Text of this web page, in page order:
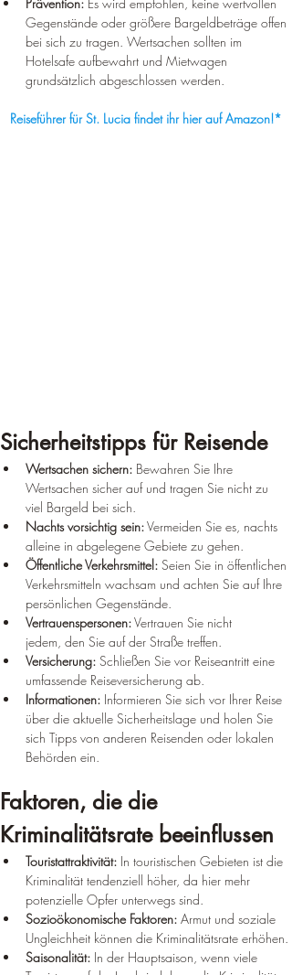
Gegenstände oder größere Bargeldbeträge offen
bei sich zu tragen. Wertsachen sollten im
Hotelsafe aufbewahrt und Mietwagen
grundsätzlich abgeschlossen werden.
Reiseführer für St. Lucia findet ihr hier auf Amazon!*
Sicherheitstipps für Reisende
Wertsachen sichern: Bewahren Sie Ihre
Wertsachen sicher auf und tragen Sie nicht zu
viel Bargeld bei sich.
Nachts vorsichtig sein: Vermeiden Sie es, nachts
alleine in abgelegene Gebiete zu gehen.
Öffentliche Verkehrsmittel: Seien Sie in öffentlichen
Verkehrsmitteln wachsam und achten Sie auf Ihre
persönlichen Gegenstände.
Vertrauenspersonen: Vertrauen Sie nicht
jedem, den Sie auf der Straße treffen.
Versicherung: Schließen Sie vor Reiseantritt eine
umfassende Reiseversicherung ab.
Informationen: Informieren Sie sich vor Ihrer Reise
über die aktuelle Sicherheitslage und holen Sie
sich Tipps von anderen Reisenden oder lokalen
Behörden ein.
Faktoren, die die
Kriminalitätsrate beeinflussen
Touristattraktivität: In touristischen Gebieten ist die
Kriminalität tendenziell höher, da hier mehr
potenzielle Opfer unterwegs sind.
Sozioökonomische Faktoren: Armut und soziale
Ungleichheit können die Kriminalitätsrate erhöhen.
Saisonalität: In der Hauptsaison, wenn viele